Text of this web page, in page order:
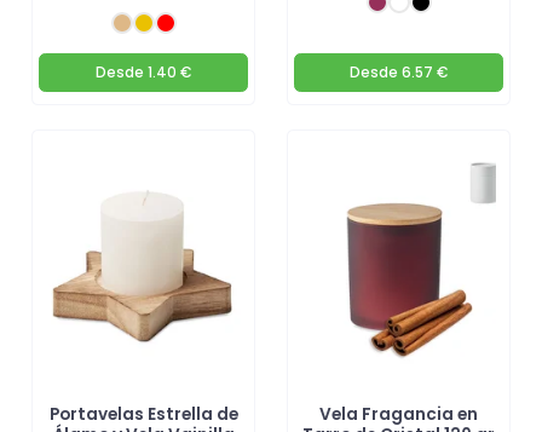
Desde 1.40 € Desde 6.57 €
Portavelas Estrella de
Vela Fragancia en